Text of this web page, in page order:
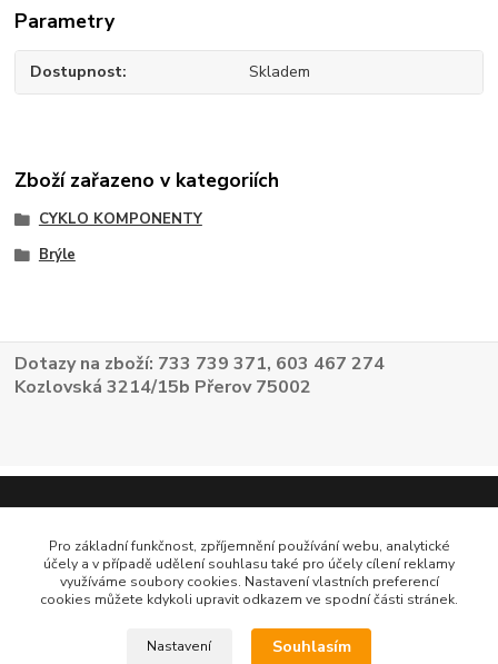
Parametry
Dostupnost Skladem
Zboží zařazeno v kategoriích
CYKLO KOMPONENTY
Brýle
Dotazy na zboží: 733 739 371, 603 467 274
Kozlovská 3214/15b Přerov 75002
Pro základní funkčnost, zpříjemnění používání webu, analytické
účely a v případě udělení souhlasu také pro účely cílení reklamy
využíváme soubory cookies. Nastavení vlastních preferencí
cookies můžete kdykoli upravit odkazem ve spodní části stránek.
Nastavení Souhlasím